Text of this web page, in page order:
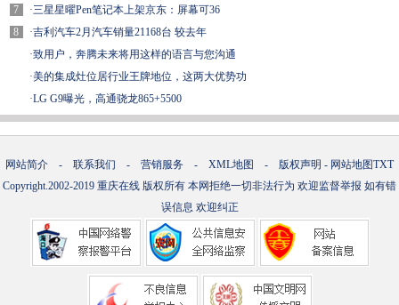
7
8
·三星星曜Pen笔记本上架京东：屏幕可36
·吉利汽车2月汽车销量21168台 较去年
·致用户，奔腾未来将用这样的语言与您沟通
·美的集成灶位居行业王牌地位，这两大优势功
·LG G9曝光，高通骁龙865+5500
网站简介 - 联系我们 - 营销服务 - XML地图 - 版权声明 - 网站地图TXT
Copyright.2002-2019 重庆在线 版权所有 本网拒绝一切非法行为 欢迎监督举报 如有错
误信息 欢迎纠正